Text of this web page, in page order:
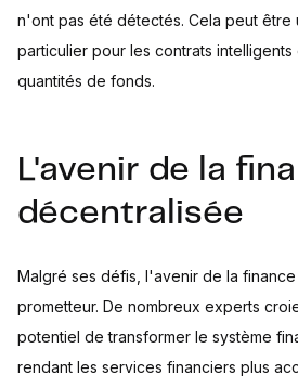
n'ont pas été détectés. Cela peut être
particulier pour les contrats
quantités de fonds.
L'avenir de la
décentralisée
Malgré ses défis, l'avenir de la
prometteur. De nombreux experts
potentiel de transformer le système
rendant les services financiers plus